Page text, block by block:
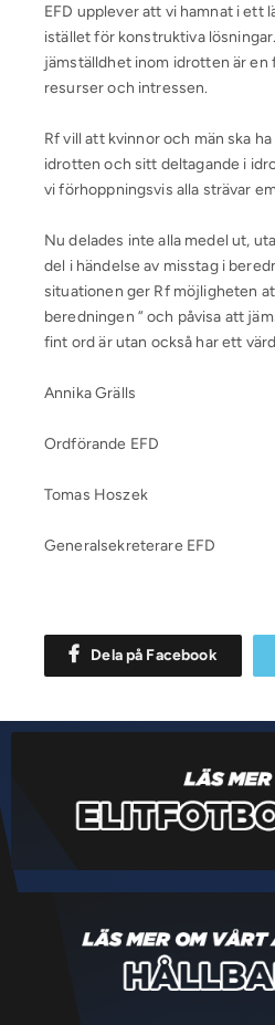
EFD upplever att vi hamnat i ett
istället för konstruktiva
jämställdhet inom idrotten är en
resurser och intressen.
Rf vill att kvinnor och män ska
idrotten och sitt deltagande i
vi förhoppningsvis alla strävar
Nu delades inte alla medel ut,
del i händelse av misstag i
situationen ger Rf möjligheten
beredningen ” och påvisa att
fint ord är utan också har ett
Annika Grälls
Ordförande EFD
Tomas Hoszek
Generalsekreterare EFD
Dela på Facebook